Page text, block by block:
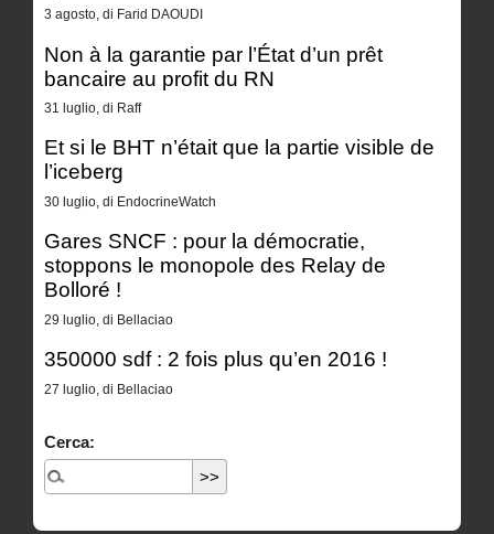
3 agosto, di Farid DAOUDI
Non à la garantie par l’État d’un prêt
bancaire au profit du RN
31 luglio, di Raff
Et si le BHT n’était que la partie visible de
l’iceberg
30 luglio, di EndocrineWatch
Gares SNCF : pour la démocratie,
stoppons le monopole des Relay de
Bolloré !
29 luglio, di Bellaciao
350000 sdf : 2 fois plus qu’en 2016 !
27 luglio, di Bellaciao
Cerca: